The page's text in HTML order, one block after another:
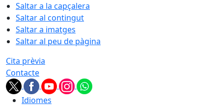
Saltar a la capçalera
Saltar al contingut
Saltar a imatges
Saltar al peu de pàgina
Cita prèvia
Contacte
Idiomes